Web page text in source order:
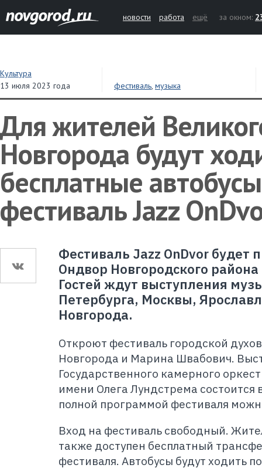
новости работа ещё за окном:
Культура
13 июля 2023 года
фестиваль, музыка
Для жителей
Новгорода будут
бесплатные
фестиваль Jazz
Фестиваль Jazz OnDvor будет
Ондвор Новгородского
Гостей ждут выступления
Петербурга, Москвы,
Новгорода.
Откроют фестиваль городской
Новгорода и Марина Швабович.
Государственного камерного
имени Олега Лундстрема состоится
полной программой фестиваля
Вход на фестиваль свободный.
также доступен бесплатный
фестиваля. Автобусы будут ходить